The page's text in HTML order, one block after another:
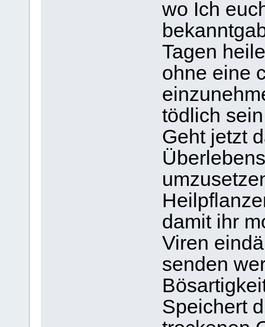
wo Ich
Tagen
ohne eine
tödlich
Geht jetzt
damit ihr
Viren
senden
Speichert